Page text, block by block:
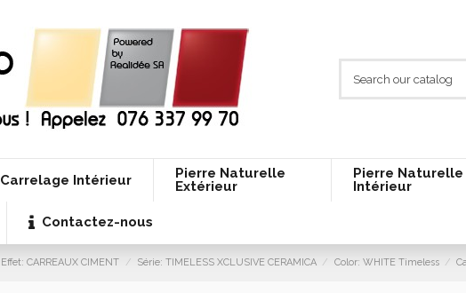
Carrelage Intérieur
Pierre Naturelle
Extérieur
Pierre Naturelle
Intérieur
Contactez-nous
Effet: CARREAUX CIMENT Série: TIMELESS XCLUSIVE CERAMICA Color: WHITE Timeless